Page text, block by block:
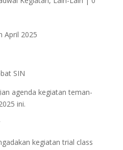
SIN
agenda kegiatan teman-
ini.
kegiatan trial class